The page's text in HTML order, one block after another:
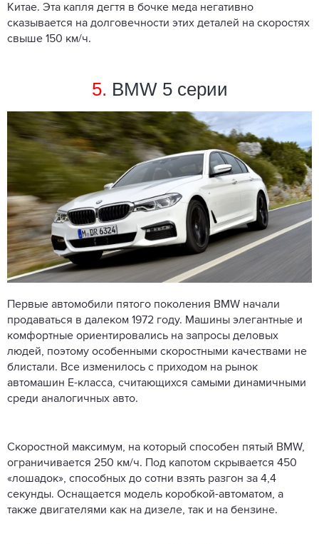
Китае. Эта капля дегтя в бочке меда негативно
сказывается на долговечности этих деталей на скоростях
свыше 150 км/ч.
5. BMW 5 серии
Первые автомобили пятого поколения BMW начали
продаваться в далеком 1972 году. Машины элегантные и
комфортные ориентировались на запросы деловых
людей, поэтому особенными скоростными качествами не
блистали. Все изменилось с приходом на рынок
автомашин Е-класса, считающихся самыми динамичными
среди аналогичных авто.
Скоростной максимум, на который способен пятый BMW,
ограничивается 250 км/ч. Под капотом скрывается 450
«лошадок», способных до сотни взять разгон за 4,4
секунды. Оснащается модель коробкой-автоматом, а
также двигателями как на дизеле, так и на бензине.